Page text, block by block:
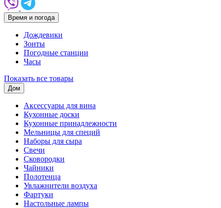
Время и погода
Дождевики
Зонты
Погодные станции
Часы
Показать все товары
Дом
Аксессуары для вина
Кухонные доски
Кухонные принадлежности
Мельницы для специй
Наборы для сыра
Свечи
Сковородки
Чайники
Полотенца
Увлажнители воздуха
Фартуки
Настольные лампы